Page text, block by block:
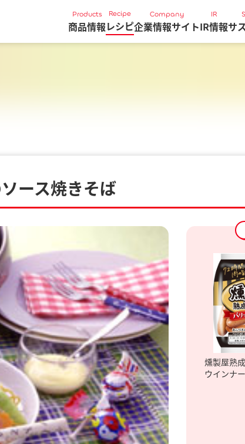
Products
商品情報
Recipe
レシピ
Company
企業情報サイト
IR
IR情報サ
ース焼きそば
燻製屋熟
ウインナー